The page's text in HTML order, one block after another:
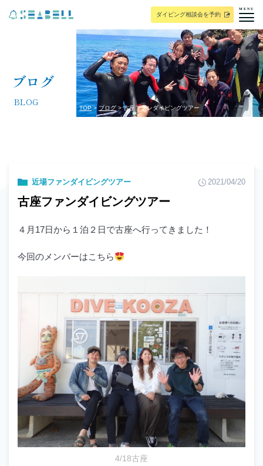
ダイビング相談会を予約
MENU
ブログ
BLOG TOP ブログ 古座ファンダイビングツアー
近場ファンダイビングツアー 2021/04/20
古座ファンダイビングツアー
４月17日から１泊２日で古座へ行ってきました！
今回のメンバーはこちら
4/18古座